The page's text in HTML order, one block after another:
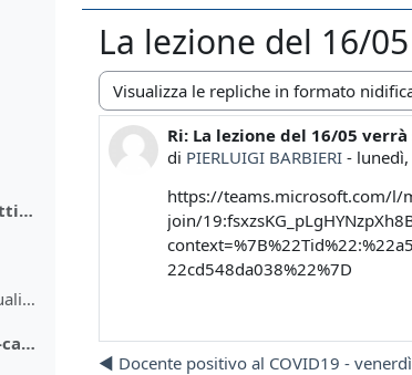
15/03/2022 Sfide e prospettive del sistema portuale del MAO
Presentazione "Attività portuali e qualità dell'aria"
Popolazione, consumi pro-capite, tecnologie ed impatti. Funzioni, evoluzione e stratificazione dell’atmosfera terrestre.
La lezione del 16/
Modalità visualizzazione
Ri: La lezione del 16/05
di PIERLUIGI BARBIERI -
Numero di risposte: 0
https://teams.microsoft.com/l/
join/
22cd548da038%22%7D
◀︎ Docente positivo al COVID19 -